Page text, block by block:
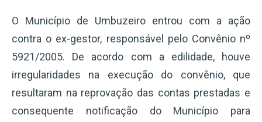
O Município de Umbuzeiro entrou com a ação
contra o ex-gestor, responsável pelo Convênio nº
5921/2005. De acordo com a edilidade, houve
irregularidades na execução do convênio, que
resultaram na reprovação das contas prestadas e
consequente notificação do Município para